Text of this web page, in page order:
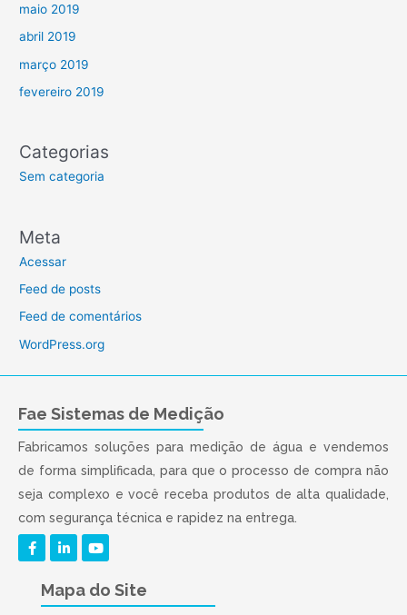
maio 2019
abril 2019
março 2019
fevereiro 2019
Categorias
Sem categoria
Meta
Acessar
Feed de posts
Feed de comentários
WordPress.org
Fae Sistemas de Medição
Fabricamos soluções para medição de água e vendemos
de forma simplificada, para que o processo de compra não
seja complexo e você receba produtos de alta qualidade,
com segurança técnica e rapidez na entrega.
Mapa do Site